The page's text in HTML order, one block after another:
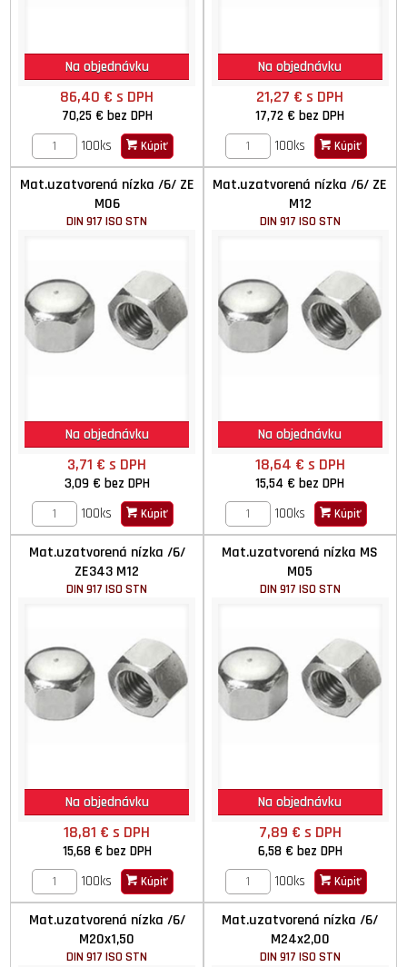
Na objednávku
86,40 €s DPH
70,25 € bez DPH
100ks
Kúpiť
Na objednávku
21,27 €s DPH
17,72 €bez DPH
100ks
Kúpiť
Mat.uzatvorená nízka /6/ ZE
M06
DIN 917 ISO STN
Na objednávku
3,71 €s DPH
3,09 € bez DPH
100ks
Kúpiť
Mat.uzatvorená nízka /6/ ZE
M12
DIN 917 ISO STN
Na objednávku
18,64 € s DPH
15,54 €bez DPH
100ks
Kúpiť
Mat.uzatvorená nízka /6/
ZE343 M12
DIN 917 ISO STN
Na objednávku
18,81 €s DPH
15,68 € bez DPH
100ks
Kúpiť
Mat.uzatvorená nízka MS
M05
DIN 917 ISO STN
Na objednávku
7,89 € s DPH
6,58 € bez DPH
100ks
Kúpiť
Mat.uzatvorená nízka /6/
M20x1,50
DIN 917 ISO STN
Mat.uzatvorená nízka /6/
M24x2,00
DIN 917 ISO STN